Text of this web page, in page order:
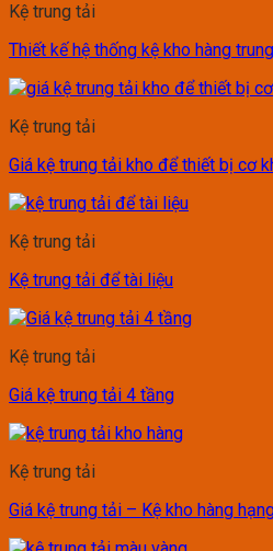
Kệ trung tải
Thiết kế hệ thống kệ kho hàng
Kệ trung tải
Giá kệ trung tải kho để thiết bị cơ
Kệ trung tải
Kệ trung tải để tài liệu
Kệ trung tải
Giá kệ trung tải 4 tầng
Kệ trung tải
Giá kệ trung tải – Kệ kho hàng